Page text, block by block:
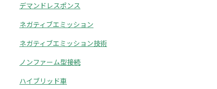
デマンドレスポンス
ネガティブエミッション
ネガティブエミッション技術
ノンファーム型接続
ハイブリッド車